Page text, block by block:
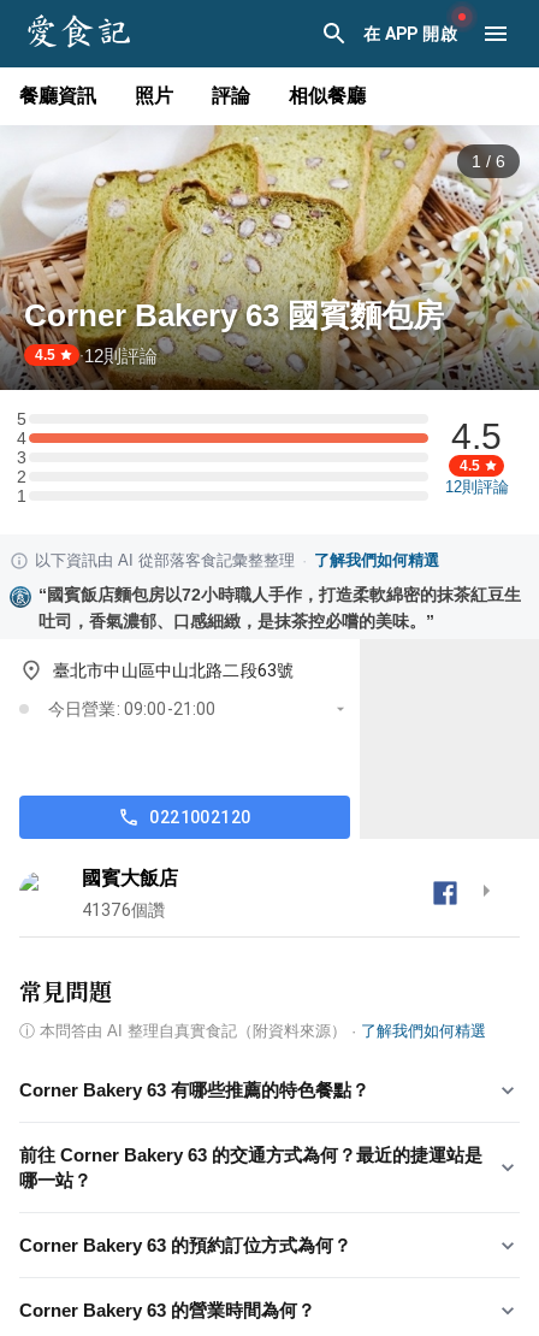
在 APP 開啟
餐廳資訊 照片 評論 相似餐廳
1 / 6
Corner Bakery 63 國賓麵包房
4.5 ·12則評論
5
5 星：0 則評論
4
4 星：1 則評論
3
3 星：0 則評論
2
2 星：0 則評論
11 星：0 則評論
4.5
4.5
12則評論
以下資訊由 AI 從部落客食記彙整整理 · 了解我們如何精選
“國賓飯店麵包房以72小時職人手作，打造柔軟綿密的抹茶紅豆生
吐司，香氣濃郁、口感細緻，是抹茶控必嚐的美味。 ”
臺北市中山區中山北路二段63號
今日營業: 09:00-21:00
0221002120
國賓大飯店
41376個讚
常見問題
ⓘ 本問答由 AI 整理自真實食記（附資料來源） · 了解我們如何精選
Corner Bakery 63 有哪些推薦的特色餐點？
前往 Corner Bakery 63 的交通方式為何？最近的捷運站是
哪一站？
Corner Bakery 63 的預約訂位方式為何？
Corner Bakery 63 的營業時間為何？